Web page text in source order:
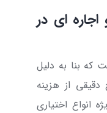
اجاره ای در
که بنا به دلیل
از هزینه
انواع اختیاری